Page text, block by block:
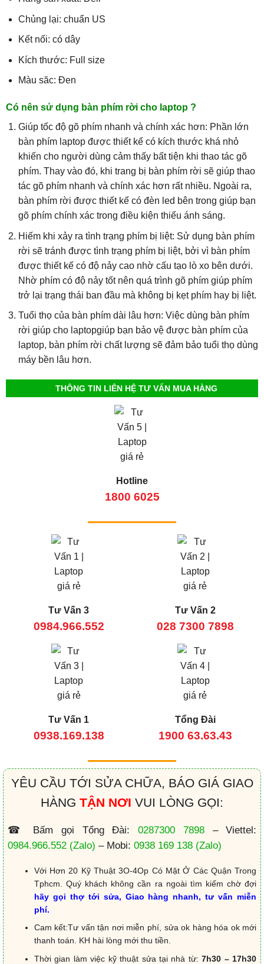
Chủng lại: chuẩn US
Kết nối: có dây
Kích thước: Full size
Màu săc: Đen
Có nên sử dụng bàn phím rời cho laptop ?
Giúp tốc độ gõ phím nhanh và chính xác hơn: Phần lớn
bàn phím laptop được thiết kế có kích thước khá nhỏ
khiến cho người dùng cảm thấy bất tiện khi thao tác gõ
phím. Thay vào đó, khi trang bị bàn phím rời sẽ giúp thao
tác gõ phím nhanh và chính xác hơn rất nhiều. Ngoài ra,
bàn phím rời được thiết kế có đèn led bên trong giúp bạn
gõ phím chính xác trong điều kiện thiếu ánh sáng.
Hiếm khi xảy ra tình trạng phím bị liệt: Sử dụng bàn phím
rời sẽ tránh được tình trạng phím bị liệt, bởi vì bàn phím
được thiết kế có độ nảy cao nhờ cấu tạo lò xo bên dưới.
Nhờ phím có độ nảy tốt nên quá trình gõ phím giúp phím
trở lại trạng thái ban đầu mà không bị kẹt phím hay bị liệt.
Tuổi thọ của bàn phím dài lâu hơn: Việc dùng bàn phím
rời giúp cho laptopgiúp bạn bảo vệ được bàn phím của
laptop, bàn phím rời chất lượng sẽ đảm bảo tuổi thọ dùng
máy bền lâu hơn.
THÔNG TIN LIÊN HỆ TƯ VẤN MUA HÀNG
Hotline
1800 6025
Tư Vấn 3
0984.966.552
Tư Vấn 2
028 7300 7898
Tư Vấn 1
0938.169.138
Tổng Đài
1900 63.63.43
YÊU CẦU TỚI SỬA CHỮA, BÁO GIÁ GIAO
HÀNG TẬN NƠI VUI LÒNG GỌI:
☎ Bấm gọi Tổng Đài:0287300 7898– Viettel:
0984.966.552 (Zalo) – Mobi: 0938 169 138 (Zalo)
Với Hơn 20 Kỹ Thuật 3O-4Op Có Mặt Ở Các Quận Trong
Tphcm. Quý khách không cần ra ngoài tìm kiếm chờ đợi
hãy gọi thợ tới sửa, Giao hàng nhanh, tư vấn miễn
phí.
Cam kết:Tư vấn tận nơi miễn phí, sửa ok hàng hóa ok mới
thanh toán. KH hài lòng mới thu tiền.
Thời gian làm việc kỹ thuật sửa tại nhà từ: 7h30 – 17h30